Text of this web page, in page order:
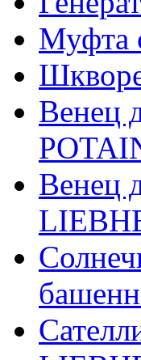
Муфта
Венец
Венец